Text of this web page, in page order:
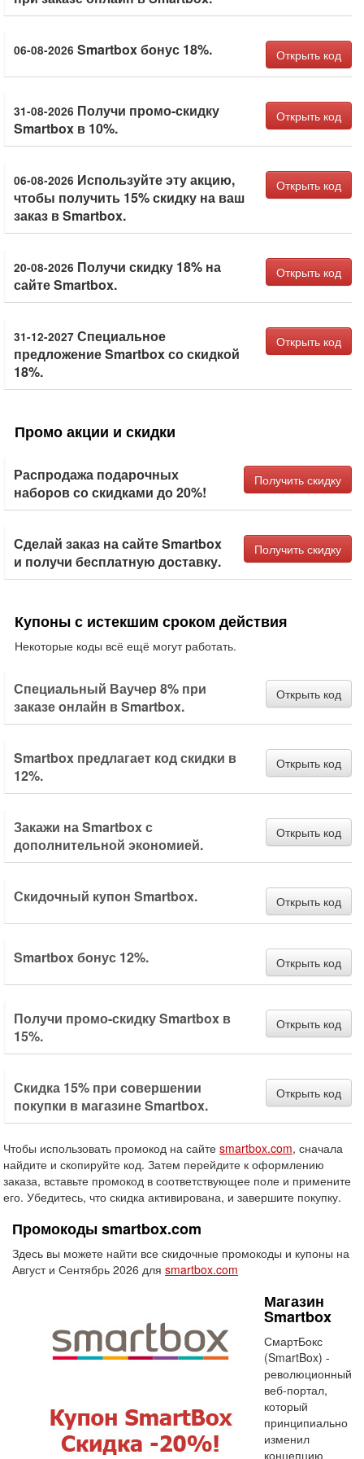
06-08-2026 Smartbox бонус 18%. Открыть код
31-08-2026 Получи промо-скидку
Smartbox в 10%.
Открыть код
06-08-2026 Используйте эту акцию,
чтобы получить 15% скидку на ваш
заказ в Smartbox.
Открыть код
20-08-2026 Получи скидку 18% на
сайте Smartbox.
Открыть код
31-12-2027 Специальное
предложение Smartbox со скидкой
18%.
Открыть код
Промо акции и скидки
Распродажа подарочных
наборов со скидками до 20%!
Получить скидку
Сделай заказ на сайте Smartbox
и получи бесплатную доставку.
Получить скидку
Купоны с истекшим сроком действия
Некоторые коды всё ещё могут работать.
Специальный Ваучер 8% при
заказе онлайн в Smartbox.
Открыть код
Smartbox предлагает код скидки в
12%.
Открыть код
Закажи на Smartbox с
дополнительной экономией.
Открыть код
Скидочный купон Smartbox. Открыть код
Smartbox бонус 12%. Открыть код
Получи промо-скидку Smartbox в
15%.
Открыть код
Скидка 15% при совершении
покупки в магазине Smartbox.
Открыть код
Чтобы использовать промокод на сайте smartbox.com, сначала
найдите и скопируйте код. Затем перейдите к оформлению
заказа, вставьте промокод в соответствующее поле и примените
его. Убедитесь, что скидка активирована, и завершите покупку.
Промокоды smartbox.com
Здесь вы можете найти все скидочные промокоды и купоны на
Август и Сентябрь 2026 для smartbox.com
Магазин
Smartbox
СмартБокс
(SmartBox) -
революционный
веб-портал,
который
принципиально
изменил
концепцию